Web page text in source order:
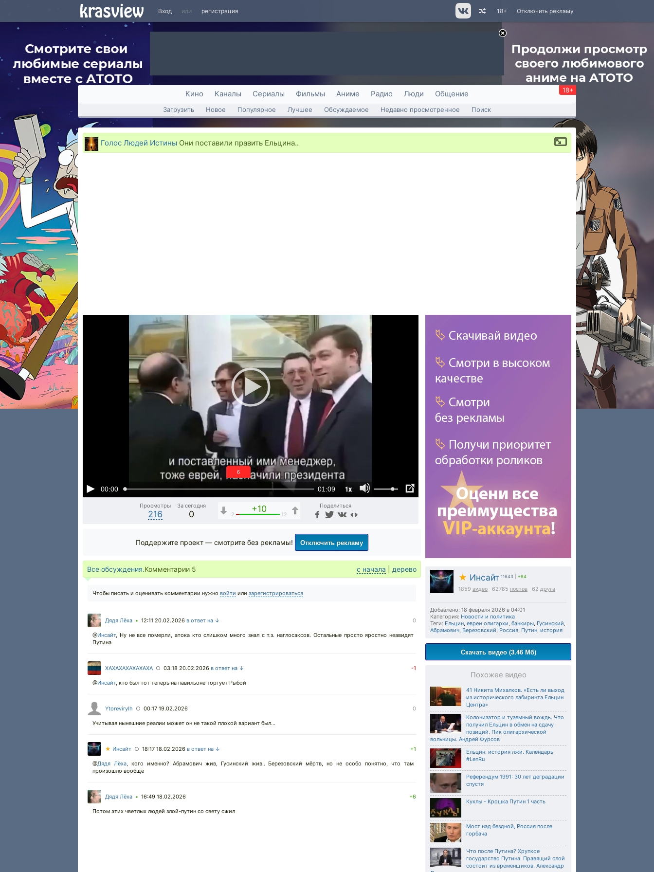
Вход или регистрация Отключить рекламу
18+
Кино Каналы Сериалы Фильмы Аниме Радио Люди Общение 18+
Загрузить Новое Популярное Лучшее Обсуждаемое Недавно просмотренное Поиск
Голос Людей Истины Они поставили править Ельцина..
00:00 01:09 1x
6
Просмотры
216
За сегодня
0
+10
2 12
Поделиться
★ Инсайт 11643 +94
1859 видео 62785 постов 62 друга
Добавлено: 18 февраля 2026 в 04:01
Категория: Новости и политика
Теги: Ельцин, евреи олигархи, банкиры, Гусинский,
Абрамович, Березовский, Россия, Путин, история
Скачать видео (3.46 Мб)
Похожее видео
41 Никита Михалков. «Есть ли выход
из исторического лабиринта Ельцин
Центра»
Колонизатор и туземный вождь. Что
получил Ельцин в обмен на сдачу
позиций. Пик олигархической
вольницы. Андрей Фурсов
Ельцин: история лжи. Календарь
#LenRu
Референдум 1991: 30 лет деградации
спустя
Куклы - Крошка Путин 1 часть
Мост над бездной, Россия после
горбача
Что после Путина? Хрупкое
государство Путина. Правящий слой
состоит из временщиков. Александр
Поддержите проект — смотрите без рекламы! Отключить рекламу
Все обсуждения.Комментарии 5 с начала дерево
Чтобы писать и оценивать комментарии нужно войти или зарегистрироваться
Дядя Лёха • 12:11 20.02.2026 в ответ на ↓ 0
@Инсайт, Ну не все померли, атока кто слишком много знал с т.з. наглосаксов. Остальные просто яростно неавидят
Путина
XAXAXAXAXAXAXA ○ 03:18 20.02.2026 в ответ на ↓ -1
@Инсайт, кто был тот теперь на павильоне торгует Рыбой
Ytorevirylh ○ 00:17 19.02.2026 0
Учитывая нынешние реалии может он не такой плохой вариант был...
★ Инсайт ○ 18:17 18.02.2026 в ответ на ↓ +1
@Дядя Лёха,кого именно? Абрамович жив, Гусинский жив.. Березовский мёртв, но не особо понятно, что там
произошло вообще
Дядя Лёха • 16:49 18.02.2026 +6
Потом этих чветлых людей злой-путин со свету сжил